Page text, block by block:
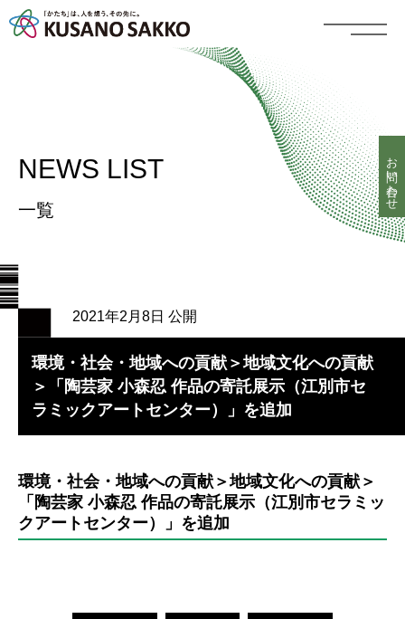
NEWS LIST
一覧
2021年2月8日 公開
環境・社会・地域への貢献＞地域文化への貢献
＞「陶芸家 小森忍 作品の寄託展示（江別市セ
ラミックアートセンター）」を追加
環境・社会・地域への貢献＞地域文化への貢献＞
「陶芸家 小森忍 作品の寄託展示（江別市セラミッ
クアートセンター）」を追加
お問い合わせ